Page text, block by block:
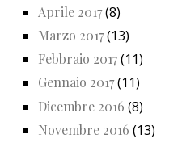
Aprile 2017(8)
Marzo 2017(13)
Febbraio 2017(11)
Gennaio 2017(11)
Dicembre 2016 (8)
Novembre 2016 (13)